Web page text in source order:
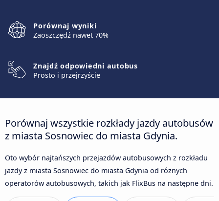
Porównaj wyniki
Zaoszczędź nawet 70%
Znajdź odpowiedni autobus
Prosto i przejrzyście
Porównaj wszystkie rozkłady jazdy autobusów
z miasta Sosnowiec do miasta Gdynia.
Oto wybór najtańszych przejazdów autobusowych z rozkładu
jazdy z miasta Sosnowiec do miasta Gdynia od różnych
operatorów autobusowych, takich jak FlixBus na następne dni.